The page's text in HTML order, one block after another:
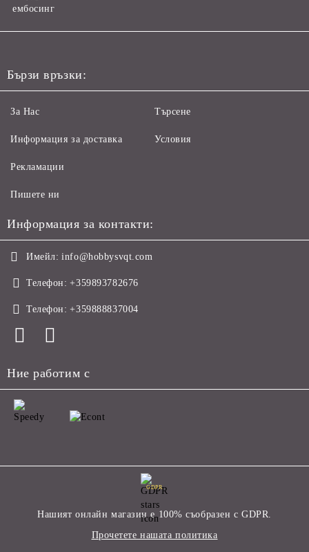
ембосинг
Бързи връзки:
За Нас
Информация за доставка
Рекламации
Пишете ни
Търсене
Условия
Информация за контакти:
Имейл: info@hobbysvqt.com
Телефон: +359893782676
Телефон: +359888837004
Ние работим с
GDPR
Нашият онлайн магазин е 100% съобразен с GDPR.
Прочетете нашата политика